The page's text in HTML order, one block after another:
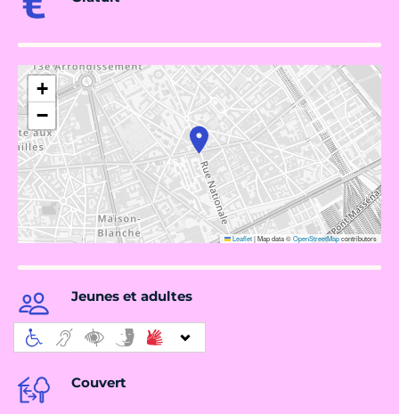
+
−
Leaflet|Map data ©OpenStreetMapcontributors
Jeunes et adultes
Couvert